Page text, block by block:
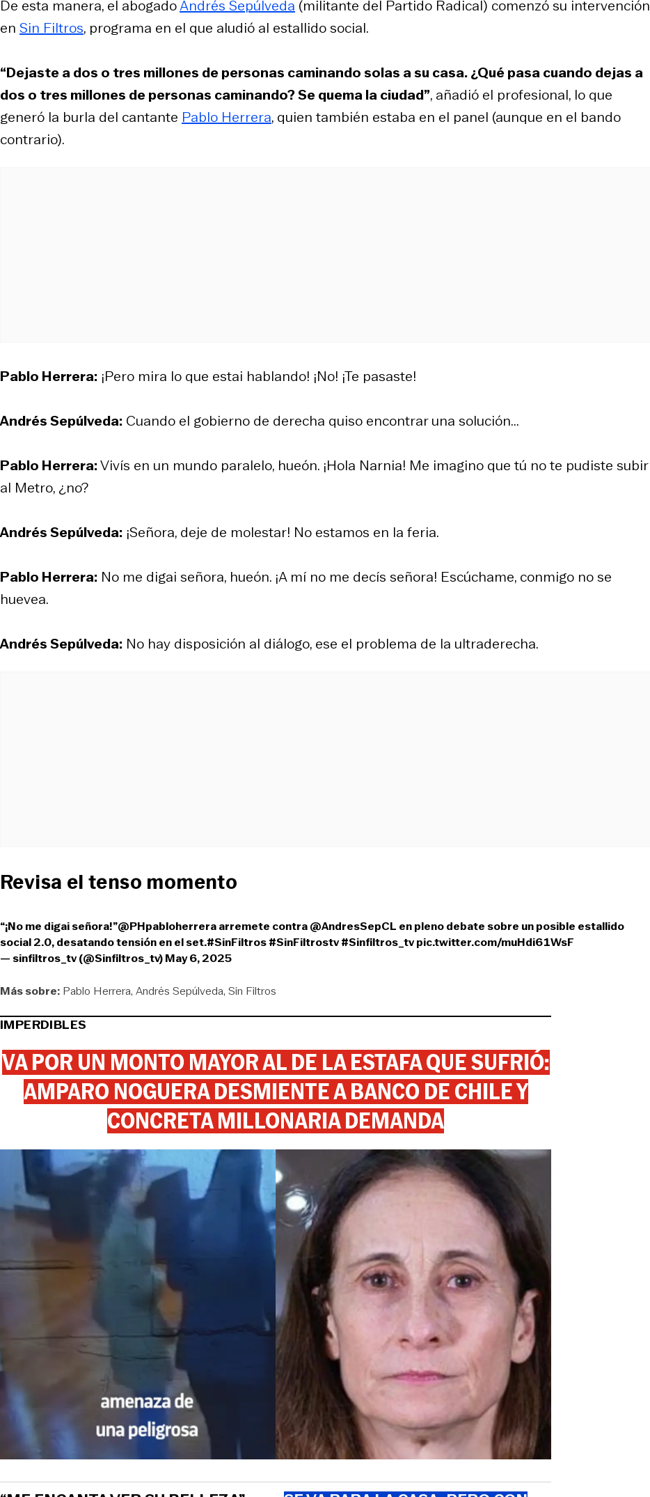
De esta manera, el abogadoAndrés Sepúlveda (militante del Partido Radical) comenzó su intervención
en Sin Filtros, programa en el que aludió al estallido social.
“Dejaste a dos o tres millones de personas caminando solas a su casa. ¿Qué pasa cuando dejas a
dos o tres millones de personas caminando? Se quema la ciudad”, añadió el profesional, lo que
generó la burla del cantante Pablo Herrera, quien también estaba en el panel (aunque en el bando
contrario).
Pablo Herrera: ¡Pero mira lo que estai hablando! ¡No! ¡Te pasaste!
Andrés Sepúlveda: Cuando el gobierno de derecha quiso encontrar una solución...
Pablo Herrera:Vivís en un mundo paralelo, hueón. ¡Hola Narnia! Me imagino que tú no te pudiste subir
al Metro, ¿no?
Andrés Sepúlveda: ¡Señora, deje de molestar! No estamos en la feria.
Pablo Herrera: No me digai señora, hueón. ¡A mí no me decís señora! Escúchame, conmigo no se
huevea.
Andrés Sepúlveda: No hay disposición al diálogo, ese el problema de la ultraderecha.
Revisa el tenso momento
“¡No me digai señora!”@PHpabloherreraarremete contra@AndresSepCL en pleno debate sobre un posible estallido
social 2.0, desatando tensión en el set.#SinFiltros#SinFiltrostv#Sinfiltros_tvpic.twitter.com/muHdi61WsF
— sinfiltros_tv (@Sinfiltros_tv)May 6, 2025
Más sobre: Pablo Herrera Andrés Sepúlveda Sin Filtros
IMPERDIBLES
VA POR UN MONTO MAYOR AL DE LA ESTAFA QUE SUFRIÓ:
AMPARO NOGUERA DESMIENTE A BANCO DE CHILE Y
CONCRETA MILLONARIA DEMANDA